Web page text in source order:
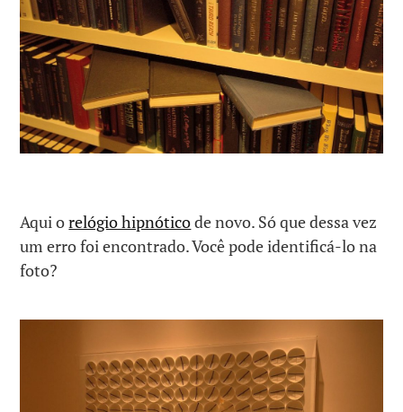
Aqui orelógio hipnóticode novo. Só que dessa vez
um erro foi encontrado. Você pode identificá-lo na
foto?